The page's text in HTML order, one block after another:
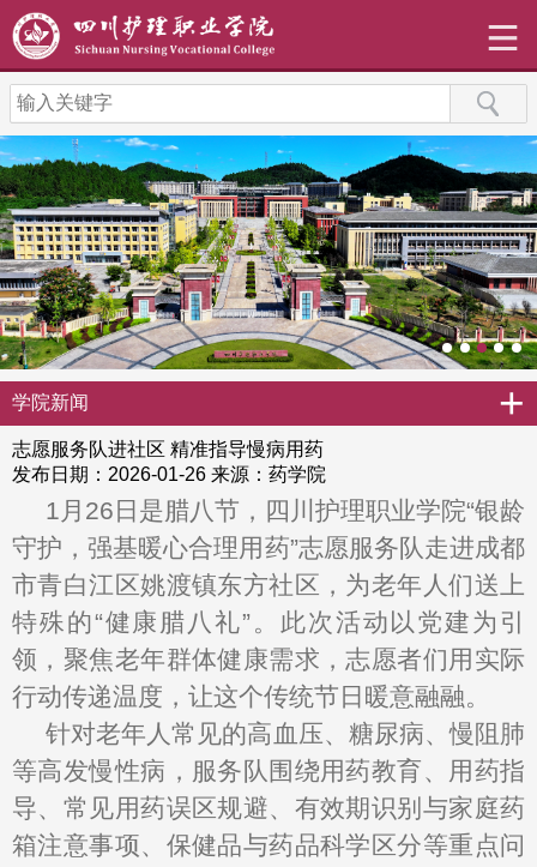
学院新闻 +
志愿服务队进社区 精准指导慢病用药
发布日期：2026-01-26 来源：药学院
1月26日是腊八节，四川护理职业学院“银龄
守护，强基暖心合理用药”志愿服务队走进成都
市青白江区姚渡镇东方社区，为老年人们送上
特殊的“健康腊八礼”。此次活动以党建为引
领，聚焦老年群体健康需求，志愿者们用实际
行动传递温度，让这个传统节日暖意融融。
针对老年人常见的高血压、糖尿病、慢阻肺
等高发慢性病，服务队围绕用药教育、用药指
导、常见用药误区规避、有效期识别与家庭药
箱注意事项、保健品与药品科学区分等重点问